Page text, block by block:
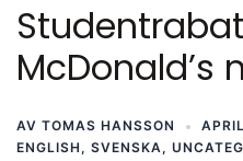
McDonald’s
AV TOMAS HANSSON
ENGLISH , SVENSKA,